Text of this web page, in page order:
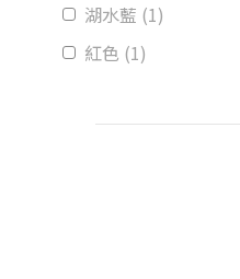
湖水藍 (1)
紅色 (1)